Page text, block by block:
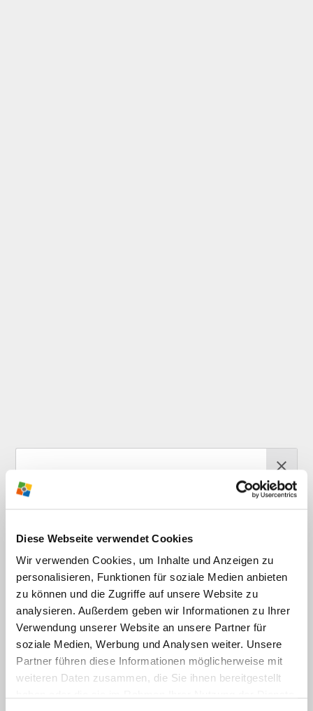
Diese Webseite verwendet Cookies
Wir verwenden Cookies, um Inhalte und Anzeigen zu
personalisieren, Funktionen für soziale Medien anbieten
zu können und die Zugriffe auf unsere Website zu
analysieren. Außerdem geben wir Informationen zu Ihrer
Verwendung unserer Website an unsere Partner für
soziale Medien, Werbung und Analysen weiter. Unsere
Partner führen diese Informationen möglicherweise mit
weiteren Daten zusammen, die Sie ihnen bereitgestellt
RABEN­BERG-
NEWS­LETTER
Jetzt anmelden und wir versorgen
dich mehr­mals im Jahr mit brand­
heißen News, ausge­wählten Infos,
tollen Ange­boten und span­nenden
Themen direkt vom Raben­berg.
Einfach deine E-Mail-Adresse eingeben, den
Haken anwählen und auf "News­letter jetzt